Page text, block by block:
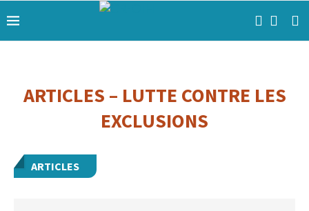
ARTICLES – LUTTE CONTRE LES
EXCLUSIONS
ARTICLES